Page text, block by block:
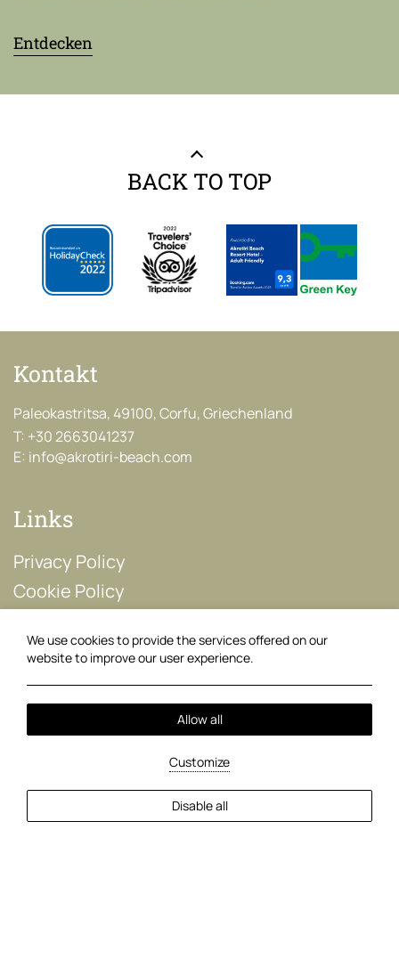
+30 2663041237 Map
Entdecken
BACK TO TOP
Kontakt
Paleokastritsa, 49100, Corfu, Griechenland
T: +30 2663041237
E: info@akrotiri-beach.com
Links
Privacy Policy
Cookie Policy
Complaints Management
Discover our sister hotel
We use cookies to provide the services offered on our
website to improve our user experience.
Allow all
Customize
Disable all